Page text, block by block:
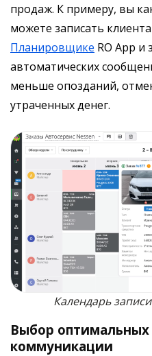
продаж. К примеру, вы
можете записать клиента
Планировщике RO App и
автоматических
меньше опозданий,
утраченных денег.
Календарь
Выбор оптимальных
коммуникации